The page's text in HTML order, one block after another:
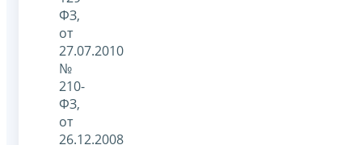
ФЗ,
от
27.07.2010
№
210-
ФЗ,
от
26.12.2008